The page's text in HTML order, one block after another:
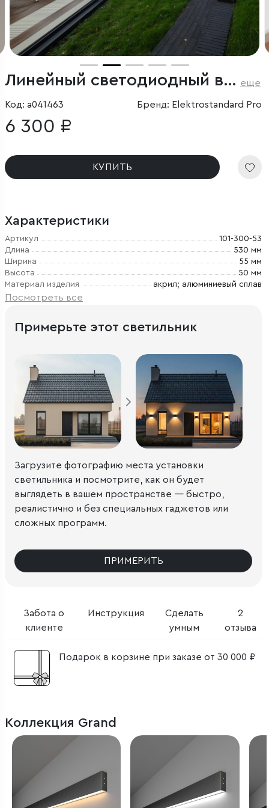
Линейный светодиодный встраиваемый светильник 53см 10Вт 4200К серебряный еще
Код: a041463 Бренд: Elektrostandard Pro
6 300 ₽
КУПИТЬ
Характеристики
Артикул
101-300-53
Длина
530 мм
Ширина
55 мм
Высота
50 мм
Материал изделия
акрил; алюминиевый сплав
Посмотреть все
Забота о
клиенте
Инструкция
Сделать
умным
2
отзыва
Подарок в корзине при заказе от 30 000 ₽
Примерьте этот светильник
Загрузите фотографию места установки
светильника и посмотрите, как он будет
выглядеть в вашем пространстве — быстро,
реалистично и без специальных гаджетов или
сложных программ.
ПРИМЕРИТЬ
Коллекция Grand